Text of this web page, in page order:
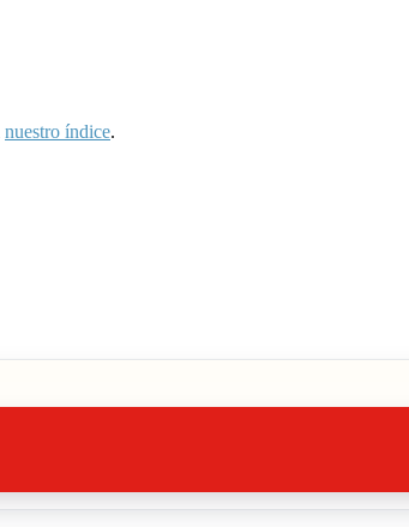
nuestro índice.